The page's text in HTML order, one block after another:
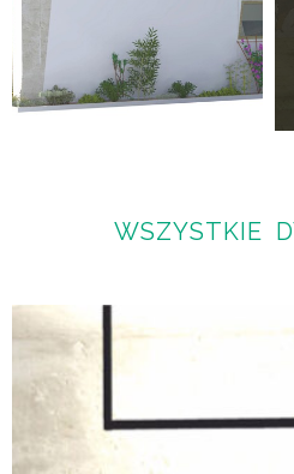
WSZYSTKIE